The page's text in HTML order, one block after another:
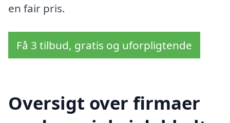
en fair pris.
Få 3 tilbud, gratis og uforpligtende
Oversigt over firmaer